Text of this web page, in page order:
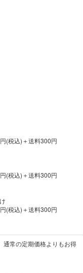
(税込)＋送料300円
(税込)＋送料300円
(税込)＋送料300円
通常の定期価格よりもお得